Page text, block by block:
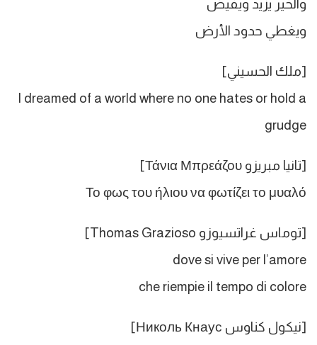
والخير يزيد ويفيض
ويغطي حدود الأرض
[ملك الحسيني]
I dreamed of a world where no one hates or hold a
grudge
[تانيا مبريزو Τάνια Μπρεάζου]
Το φως του ήλιου να φωτίζει το μυαλό
[توماس غراتسيوزو Thomas Grazioso]
dove si vive per l’amore
che riempie il tempo di colore
[نيكول كناوس Николь Кнаус]